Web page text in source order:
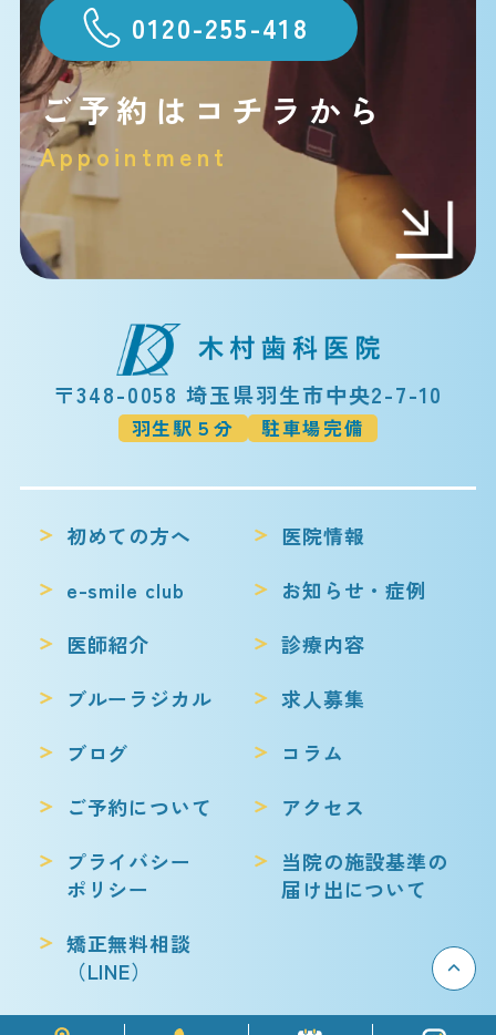
0120-255-418
ご予約はコチラから
Appointment
〒348-0058 埼玉県羽生市中央2-7-10
羽生駅５分 駐車場完備
初めての方へ
医院情報
e-smile club
お知らせ・症例
医師紹介
診療内容
ブルーラジカル
求人募集
ブログ
コラム
ご予約について
アクセス
プライバシー
ポリシー
当院の施設基準の
届け出について
矯正無料相談
（LINE）